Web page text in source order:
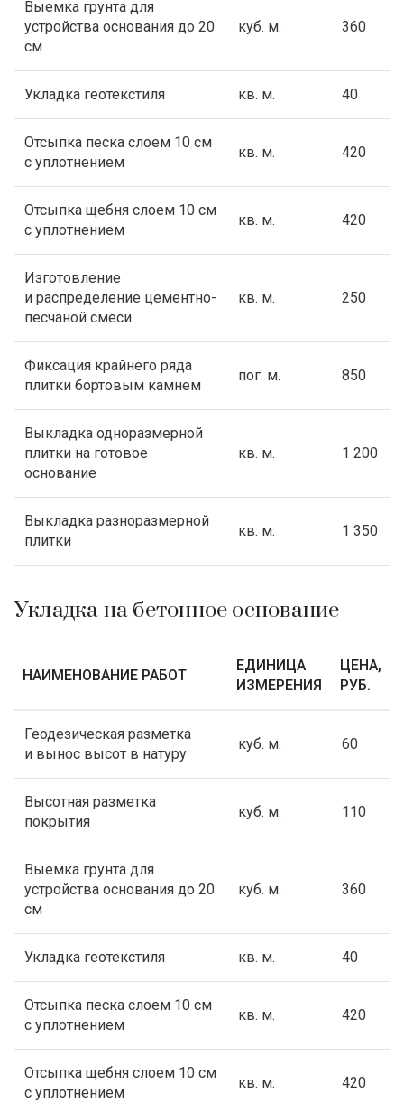
Выемка грунта для
устройства основания до 20
см
куб. м. 360
Укладка геотекстиля кв. м. 40
Отсыпка песка слоем 10 см
с уплотнением
кв. м. 420
Отсыпка щебня слоем 10 см
с уплотнением
кв. м. 420
Изготовление
и распределение цементно-
песчаной смеси
кв. м. 250
Фиксация крайнего ряда
плитки бортовым камнем
пог. м. 850
Выкладка одноразмерной
плитки на готовое
основание
кв. м. 1 200
Выкладка разноразмерной
плитки
кв. м. 1 350
Укладка на бетонное основание
НАИМЕНОВАНИЕ РАБОТ
ЕДИНИЦА
ИЗМЕРЕНИЯ
ЦЕНА,
РУБ.
Геодезическая разметка
и вынос высот в натуру
куб. м. 60
Высотная разметка
покрытия
куб. м. 110
Выемка грунта для
устройства основания до 20
см
куб. м. 360
Укладка геотекстиля кв. м. 40
Отсыпка песка слоем 10 см
с уплотнением
кв. м. 420
Отсыпка щебня слоем 10 см
с уплотнением
кв. м. 420